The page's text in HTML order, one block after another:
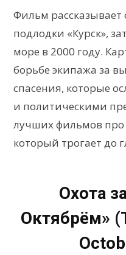
Фильм рассказывает
подлодки «Курск»,
море в 2000 году.
борьбе экипажа за
спасения, которые
и политическими
лучших фильмов
который трогает до
Охота
Октябрём»